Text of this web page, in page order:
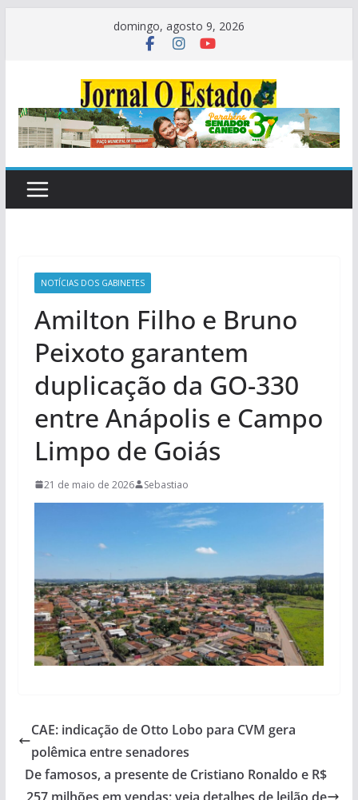
domingo, agosto 9, 2026
NOTÍCIAS DOS GABINETES
Amilton Filho e Bruno
Peixoto garantem
duplicação da GO-330
entre Anápolis e Campo
Limpo de Goiás
21 de maio de 2026 Sebastiao
CAE: indicação de Otto Lobo para CVM gera
polêmica entre senadores
De famosos, a presente de Cristiano Ronaldo e R$